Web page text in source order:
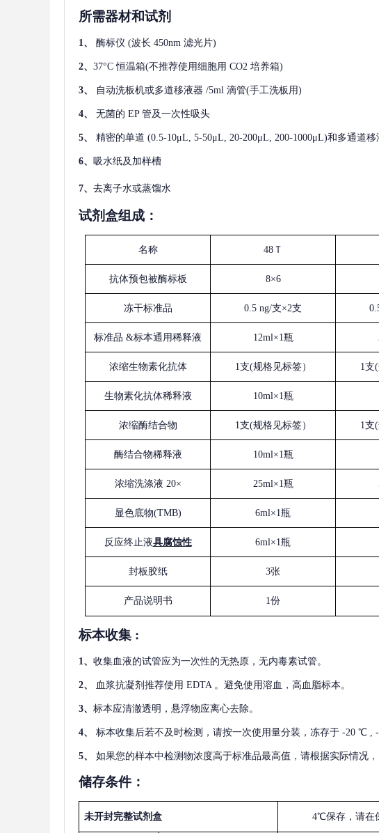
所需器材和试剂
1、 酶标仪 (波长 450nm 滤光片)
2、 37°C 恒温箱(不推荐使用细胞用 CO2 培养箱)
3、 自动洗板机或多道移液器 /5ml 滴管(手工洗板用)
4、 无菌的 EP 管及一次性吸头
5、 精密的单道 (0.5-10μL, 5-50μL, 20-200μL, 200-1000μL)和多通道
6、 吸水纸及加样槽
7、 去离子水或蒸馏水
试剂盒组成：
名称 48Ｔ
抗体预包被酶标板 8×6
冻干标准品 0.5 ng/支×2支
标准品 &标本通用稀释液 12ml×1瓶
浓缩生物素化抗体 1支(规格见标签） 1支
生物素化抗体稀释液 10ml×1瓶
浓缩酶结合物 1支(规格见标签） 1支
酶结合物稀释液 10ml×1瓶
浓缩洗涤液 20× 25ml×1瓶
显色底物(TMB) 6ml×1瓶
反应终止液具腐蚀性 6ml×1瓶
封板胶纸 3张
产品说明书 1份
标本收集 :
1、 收集血液的试管应为一次性的无热原，无内毒素试管。
2、 血浆抗凝剂推荐使用 EDTA 。避免使用溶血，高血脂标本。
3、 标本应清澈透明，悬浮物应离心去除。
4、 标本收集后若不及时检测，请按一次使用量分装，冻存于 -20 ℃ , -
5、 如果您的样本中检测物浓度高于标准品最高值，请根据实际情况，
储存条件：
未开封完整试剂盒 4℃保存，请在